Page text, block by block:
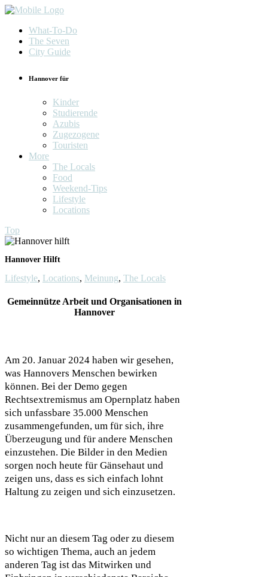
What-To-Do
The Seven
City Guide
Hannover für
Kinder
Studierende
Azubis
Zugezogene
Touristen
More
The Locals
Food
Weekend-Tips
Lifestyle
Locations
Top
Hannover Hilft
Lifestyle, Locations, Meinung, The Locals
Gemeinnütze Arbeit und Organisationen in
Hannover
Am 20. Januar 2024 haben wir gesehen,
was Hannovers Menschen bewirken
können. Bei der Demo gegen
Rechtsextremismus am Opernplatz haben
sich unfassbare 35.000 Menschen
zusammengefunden, um für sich, ihre
Überzeugung und für andere Menschen
einzustehen. Die Bilder in den Medien
sorgen noch heute für Gänsehaut und
zeigen uns, dass es sich einfach lohnt
Haltung zu zeigen und sich einzusetzen.
Nicht nur an diesem Tag oder zu diesem
so wichtigen Thema, auch an jedem
anderen Tag ist das Mitwirken und